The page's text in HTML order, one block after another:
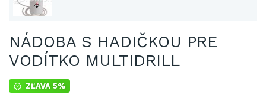
NÁDOBA S HADIČKOU PRE
VODÍTKO MULTIDRILL
ZĽAVA 5%